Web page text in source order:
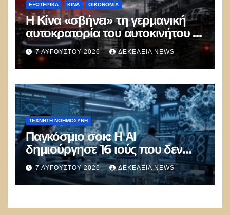
ΕΞΩΤΕΡΙΚΑ ΚΊΝΑ ΟΙΚΟΝΟΜΙΑ
Η Κίνα «σβήνει» τη γερμανική
αυτοκρατορία του αυτοκινήτου –
100.000 απολύσεις, λουκέτα και
πολιτικός πανικός
7 ΑΥΓΟΎΣΤΟΥ 2026 ΔΕΚΈΛΕΙΑ NEWS
ΤΕΧΝΗΤΉ ΝΟΗΜΟΣΎΝΗ
Παγκόσμιο σοκ: Η ΑΙ
δημιούργησε 16 ιούς που δεν
υπάρχουν στη φύση –
Συναγερμός: Ο εφιάλτης μόλις
άρχισε
7 ΑΥΓΟΎΣΤΟΥ 2026 ΔΕΚΈΛΕΙΑ NEWS